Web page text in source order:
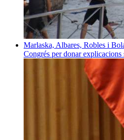
Marlaska, Albares, Robles i
Congrés per donar explicacions